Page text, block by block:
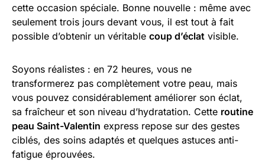
cette occasion spéciale. Bonne nouvelle : même avec
seulement trois jours devant vous, il est tout à fait
possible d’obtenir un véritable coup d’éclat visible.
Soyons réalistes : en 72 heures, vous ne
transformerez pas complètement votre peau, mais
vous pouvez considérablement améliorer son éclat,
sa fraîcheur et son niveau d’hydratation. Cette routine
peau Saint-Valentin express repose sur des gestes
ciblés, des soins adaptés et quelques astuces anti-
fatigue éprouvées.